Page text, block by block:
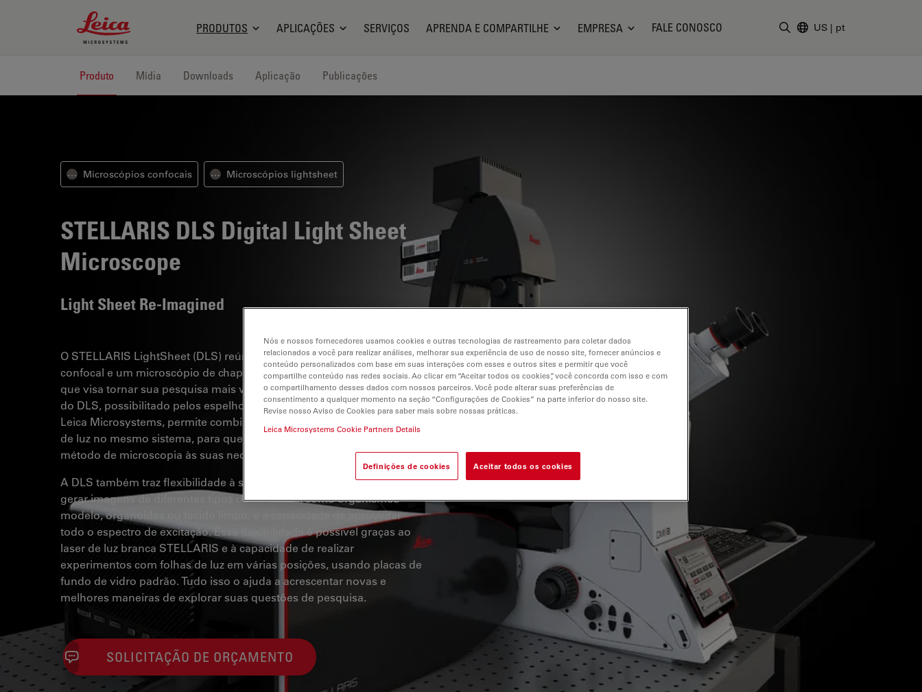
Leica Microsystems Logo
PRODUTOS APLICAÇÕES SERVIÇOS APRENDA E COMPARTILHE EMPRESA FALE CONOSCO US | pt
Produto Mídia Downloads Aplicação Publicações
⋯ Microscópios confocais ⋯ Microscópios lightsheet
STELLARIS DLS Digital Light Sheet
Microscope
Light Sheet Re-Imagined
O STELLARIS LightSheet (DLS) reúne em um só lugar um sistema
confocal e um microscópio de chapa de luz, uma combinação única
que visa tornar sua pesquisa mais versátil. O exclusivo design vertical
do DLS, possibilitado pelos espelhos TwinFlect de propriedade da
Leica Microsystems, permite combinar imagens confocais e de chapa
de luz no mesmo sistema, para que você possa adaptar facilmente o
método de microscopia às suas necessidades experimentais.
A DLS também traz flexibilidade à sua pesquisa com a capacidade de
gerar imagens de diferentes tipos de amostras, como organismos
modelo, organoides ou tecido limpo, e a capacidade de aproveitar
todo o espectro de excitação. Essa flexibilidade é possível graças ao
laser de luz branca STELLARIS e à capacidade de realizar
experimentos com folhas de luz em várias posições, usando placas de
fundo de vidro padrão. Tudo isso o ajuda a acrescentar novas e
melhores maneiras de explorar suas questões de pesquisa.
SOLICITAÇÃO DE ORÇAMENTO
Nós e nossos fornecedores usamos cookies e outras tecnologias de rastreamento para coletar dados
relacionados a você para realizar análises, melhorar sua experiência de uso de nosso site, fornecer anúncios e
conteúdo personalizados com base em suas interações com esses e outros sites e permitir que você
compartilhe conteúdo nas redes sociais. Ao clicar em “Aceitar todos os cookies”, você concorda com isso e com
o compartilhamento desses dados com nossos parceiros. Você pode alterar suas preferências de
consentimento a qualquer momento na seção “Configurações de Cookies” na parte inferior do nosso site.
Revise nosso Aviso de Cookies para saber mais sobre nossas práticas.
Leica Microsystems Cookie Partners Details
Definições de cookies Aceitar todos os cookies